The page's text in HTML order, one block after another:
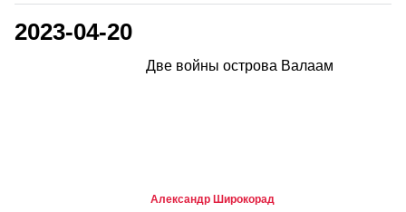
2023-04-20
Две войны острова Валаам
Александр Широкорад